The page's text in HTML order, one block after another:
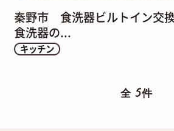
秦野市 食洗器ビルトイン交
食洗器の...
キッチン
全 5件